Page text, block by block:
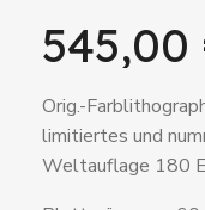
545,00
Orig.-
limitiertes und
Weltauflage 180